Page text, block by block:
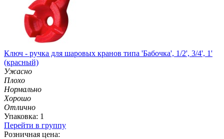
Ключ - ручка для шаровых кранов типа 'Бабочка', 1/2', 3/4', 1'
(красный)
Ужасно
Плохо
Нормально
Хорошо
Отлично
Упаковка: 1
Перейти в группу
Розничная цена: